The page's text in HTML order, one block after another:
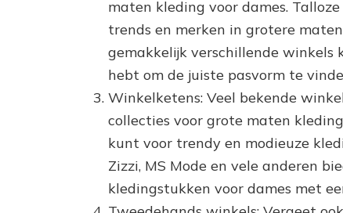
maten kleding voor dames.
trends en merken in grotere
gemakkelijk verschillende
hebt om de juiste pasvorm te
Winkelketens: Veel bekende
collecties voor grote maten
kunt voor trendy en modieuze
Zizzi, MS Mode en vele anderen
kledingstukken voor dames met